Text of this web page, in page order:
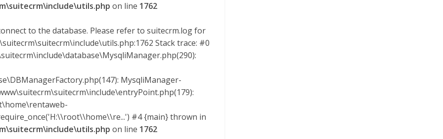
on line 1762
to the database. Please refer to suitecrm.log for
Stack trace: #0
MysqliManager-
#4 {main} thrown in
on line 1762